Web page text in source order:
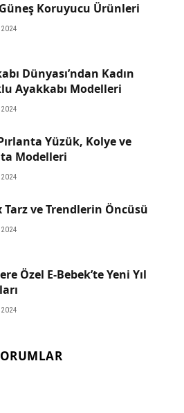
Koruyucu Ürünleri
2024
Dünyası’ndan Kadın
Ayakkabı Modelleri
2024
Yüzük, Kolye ve
Modelleri
2024
Tarz ve Trendlerin Öncüsü
2024
Özel E-Bebek’te Yeni Yıl
2024